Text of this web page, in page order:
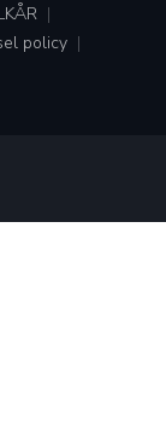
i et nytt vindu))
policy
i et nytt vindu))
vindu))